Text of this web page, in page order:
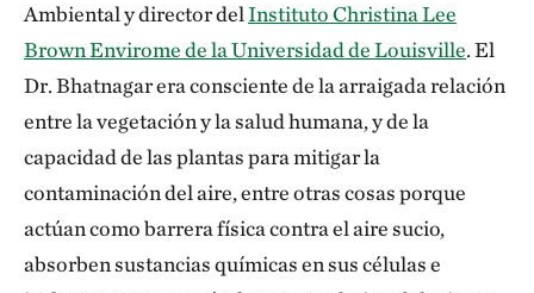
cardiovasculares y poco a poco me di cuenta de que si
queríamos avanzar significativamente en la
comprensión y prevención de las cardiopatías,
teníamos que mirar más allá del corazón, en un
contexto más amplio. En aquella época, había
muchos trabajos que demostraban que fumar es
malo para el corazón, que el colesterol es malo y que
el estrés es malo, etcétera. Pero cada vez hay más
Ambiental y director delInstituto Christina Lee
Brown Envirome de la Universidad de Louisville. El
Dr. Bhatnagar era consciente de la arraigada relación
entre la vegetación y la salud humana, y de la
capacidad de las plantas para mitigar la
contaminación del aire, entre otras cosas porque
actúan como barrera física contra el aire sucio,
absorben sustancias químicas en sus células e